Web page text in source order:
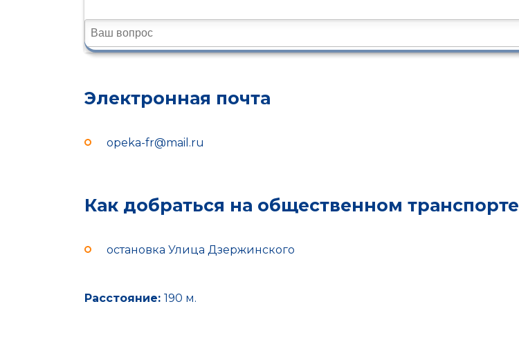
Электронная почта
opeka-fr@mail.ru
Как добраться на общественном транспорте
остановка Улица Дзержинского
Расстояние: 190 м.